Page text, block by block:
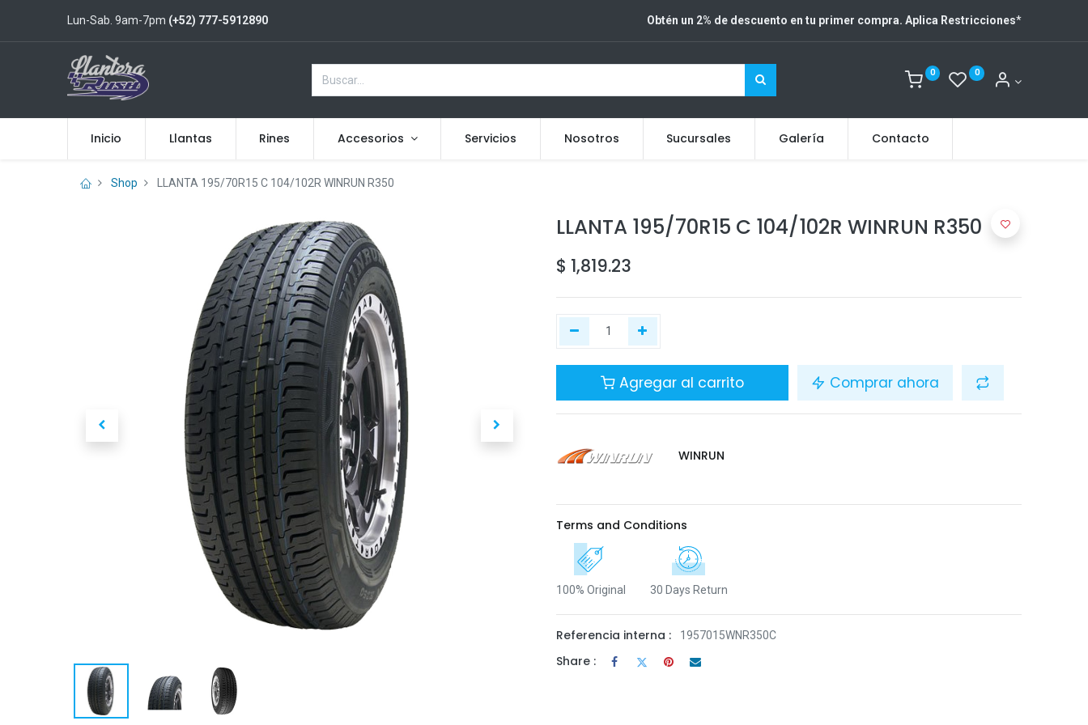
Lun-Sab. 9am-7pm (+52) 777-5912890 Obtén un 2% de descuento en tu primer compra. Aplica Restricciones*
0 0
Inicio Llantas Rines Accesorios Servicios Nosotros Sucursales Galería Contacto
Shop LLANTA 195/70R15 C 104/102R WINRUN R350
LLANTA 195/70R15 C 104/102R WINRUN R350
$ 1,819.23
Agregar al carrito Comprar ahora
WINRUN
Terms and Conditions
100% Original 30 Days Return
Referencia interna : 1957015WNR350C
Share :